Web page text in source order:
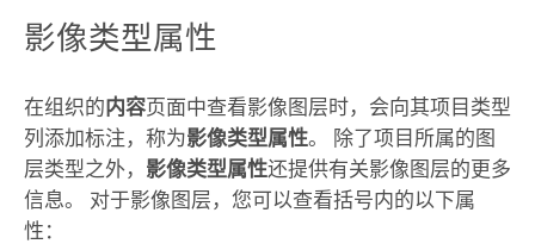
影像类型属性
在组织的内容页面中查看影像图层时，会向其项目类型
列添加标注，称为影像类型属性。 除了项目所属的图
层类型之外， 影像类型属性还提供有关影像图层的更多
信息。 对于影像图层，您可以查看括号内的以下属
性：